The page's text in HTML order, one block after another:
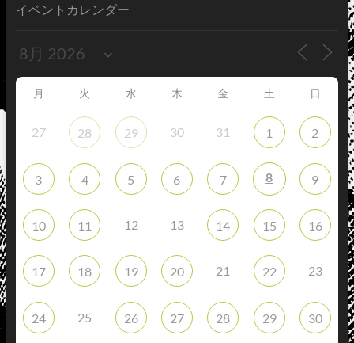
イベントカレンダー
月 火 水 木 金 土 日
27 28 29 30 31 1 2
3 4 5 6 7 8 9
10 11 12 13 14 15 16
17 18 19 20 21 22 23
24 25 26 27 28 29 30